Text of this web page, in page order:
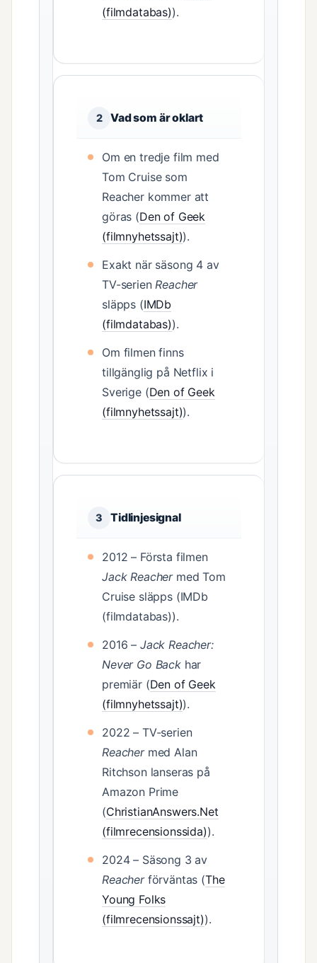
(filmdatabas)).
2 Vad som är oklart
Om en tredje film med
Tom Cruise som
Reacher kommer att
göras (Den of Geek
(filmnyhetssajt)).
Exakt när säsong 4 av
TV-serienReacher
släpps (IMDb
(filmdatabas)).
Om filmen finns
tillgänglig på Netflix i
Sverige (Den of Geek
(filmnyhetssajt)).
3 Tidlinjesignal
2012 – Första filmen
Jack Reachermed Tom
Cruise släpps (IMDb
(filmdatabas)).
2016 – Jack Reacher:
Never Go Backhar
premiär (Den of Geek
(filmnyhetssajt)).
2022 – TV-serien
Reachermed Alan
Ritchson lanseras på
Amazon Prime
(ChristianAnswers.Net
(filmrecensionssida)).
2024 – Säsong 3 av
Reacherförväntas (The
Young Folks
(filmrecensionssajt)).